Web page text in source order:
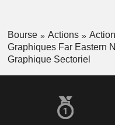
Bourse Actions
Graphiques Far Eastern
Graphique Sectoriel